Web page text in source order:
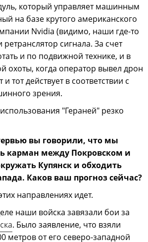
который управляет машинным
на базе крутого американского
Nvidia (видимо, наши где-то
сигнала. За счет
и по подвижной технике, и в
охоты, когда оператор вывел дрон
и тот действует в соответствии с
зрения.
"Гераней" резко
вы говорили, что мы
карман между Покровском и
Купянск и обходить
Каков ваш прогноз сейчас?
направлениях идет.
наши войска завязали бои за
. Было заявление, что взяли
метров от его северо-западной